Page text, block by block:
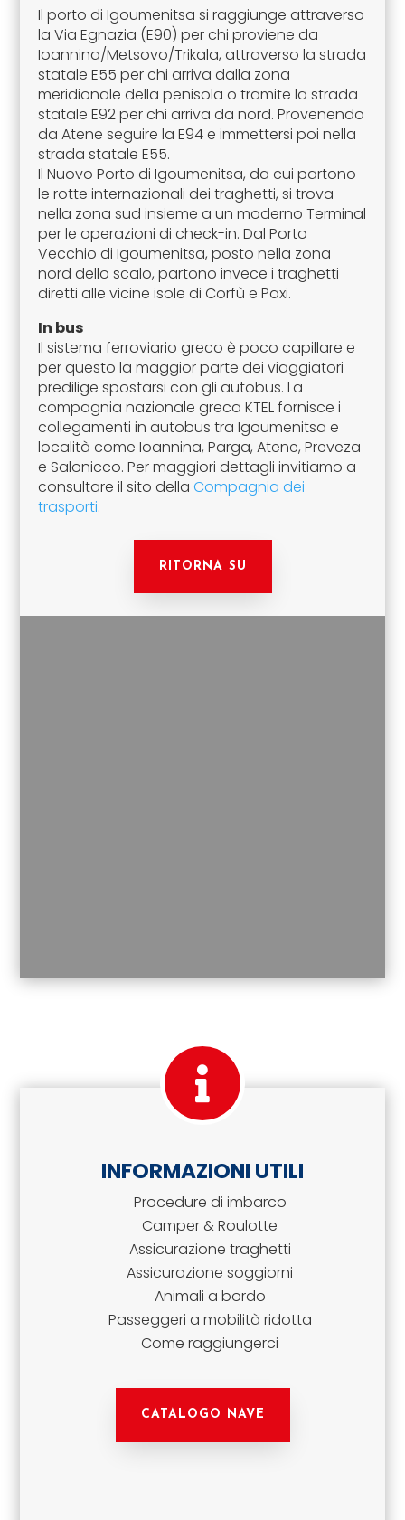
Il porto di Igoumenitsa si raggiunge attraverso
la Via Egnazia (E90) per chi proviene da
Ioannina/Metsovo/Trikala, attraverso la strada
statale E55 per chi arriva dalla zona
meridionale della penisola o tramite la strada
statale E92 per chi arriva da nord. Provenendo
da Atene seguire la E94 e immettersi poi nella
strada statale E55.
Il Nuovo Porto di Igoumenitsa, da cui partono
le rotte internazionali dei traghetti, si trova
nella zona sud insieme a un moderno Terminal
per le operazioni di check-in. Dal Porto
Vecchio di Igoumenitsa, posto nella zona
nord dello scalo, partono invece i traghetti
diretti alle vicine isole di Corfù e Paxi.
In bus
Il sistema ferroviario greco è poco capillare e
per questo la maggior parte dei viaggiatori
predilige spostarsi con gli autobus. La
compagnia nazionale greca KTEL fornisce i
collegamenti in autobus tra Igoumenitsa e
località come Ioannina, Parga, Atene, Preveza
e Salonicco. Per maggiori dettagli invitiamo a
consultare il sito dellaCompagnia dei
trasporti.
RITORNA SU
INFORMAZIONI UTILI
Procedure di imbarco
Camper & Roulotte
Assicurazione traghetti
Assicurazione soggiorni
Animali a bordo
Passeggeri a mobilità ridotta
Come raggiungerci
CATALOGO NAVE